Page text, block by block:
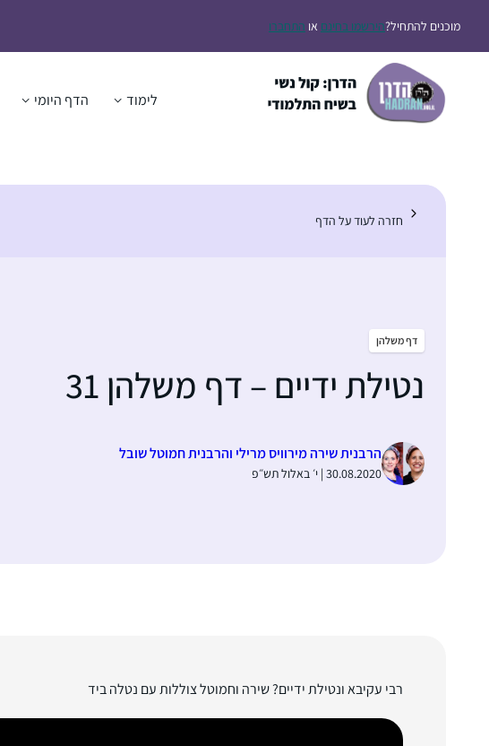
לתוכןמוכנים להתחיל?הירשמו בחינם או התחברו
לימוד הדף היומי
חזרה לעוד על הדף
דף משלהן
נטילת ידיים – דף משלהן 31
הרבנית שירה מירוויס מרילי והרבנית חמוטל שובל
30.08.2020 | י׳ באלול תש״פ
רבי עקיבא ונטילת ידיים? שירה וחמוטל צוללות עם נטלה ביד